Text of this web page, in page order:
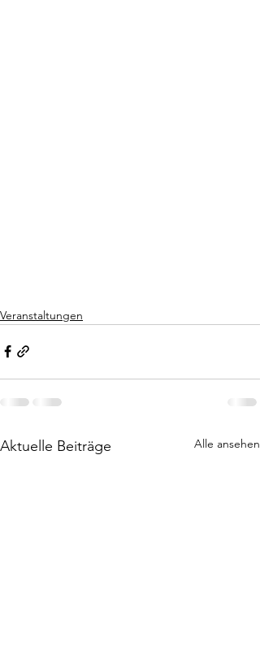
Veranstaltungen
Aktuelle Beiträge Alle ansehen